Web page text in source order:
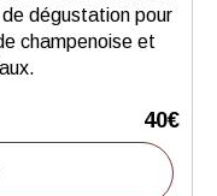
dégustation pour
champenoise et
40€